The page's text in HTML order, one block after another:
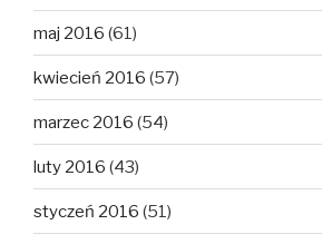
maj 2016 (61)
kwiecień 2016 (57)
marzec 2016 (54)
luty 2016 (43)
styczeń 2016 (51)